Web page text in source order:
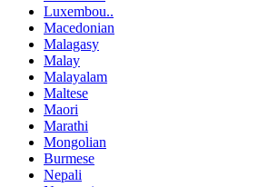
Luxembou..
Macedonian
Malagasy
Malay
Malayalam
Maltese
Maori
Marathi
Mongolian
Burmese
Nepali